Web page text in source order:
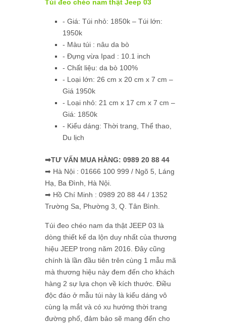
Túi đeo chéo nam thật Jeep 03
- Giá: Túi nhỏ: 1850k – Túi lớn:
1950k
- Màu túi : nâu da bò
- Đựng vừa Ipad : 10.1 inch
- Chất liệu: da bò 100%
- Loại lớn: 26 cm x 20 cm x 7 cm –
Giá 1950k
- Loại nhỏ: 21 cm x 17 cm x 7 cm –
Giá: 1850k
- Kiểu dáng: Thời trang, Thể thao,
Du lịch
➡TƯ VẤN MUA HÀNG: 0989 20 88 44
➡ Hà Nội : 01666 100 999 / Ngõ 5, Láng
Hạ, Ba Đình, Hà Nội.
➡ Hồ Chí Minh : 0989 20 88 44 / 1352
Trường Sa, Phường 3, Q. Tân Bình.
Túi đeo chéo nam da thật JEEP 03 là
dòng thiết kế da lộn duy nhất của thương
hiệu JEEP trong năm 2016. Đây cũng
chính là lần đầu tiên trên cùng 1 mẫu mã
mà thương hiệu này đem đến cho khách
hàng 2 sự lựa chọn về kích thước. Điều
độc đáo ở mẫu túi này là kiểu dáng vô
cùng lạ mắt và có xu hướng thời trang
đường phố, đảm bảo sẽ mang đến cho